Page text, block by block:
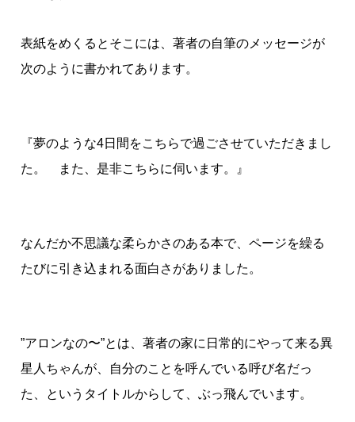
表紙をめくるとそこには、著者の自筆のメッセージが
次のように書かれてあります。
『夢のような4日間をこちらで過ごさせていただきまし
た。 また、是非こちらに伺います。』
なんだか不思議な柔らかさのある本で、ページを繰る
たびに引き込まれる面白さがありました。
”アロンなの〜”とは、著者の家に日常的にやって来る異
星人ちゃんが、自分のことを呼んでいる呼び名だっ
た、というタイトルからして、ぶっ飛んでいます。